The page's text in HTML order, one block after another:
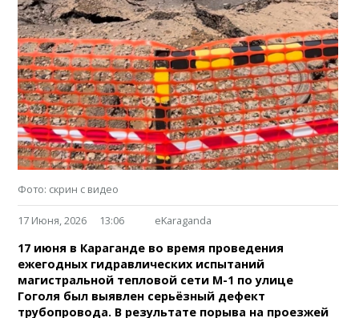
Фото: скрин с видео
17 Июня, 2026 13:06 eKaraganda
17 июня в Караганде во время проведения
ежегодных гидравлических испытаний
магистральной тепловой сети М-1 по улице
Гоголя был выявлен серьёзный дефект
трубопровода. В результате порыва на проезжей